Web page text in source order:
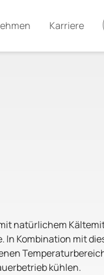
Karriere
natürlichem
Kombination mit
kühlen.